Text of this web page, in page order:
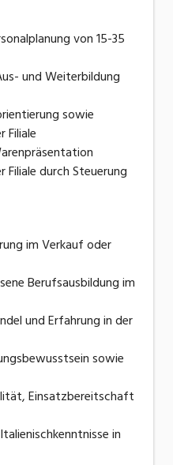
von 15-35
und Weiterbildung
sowie
Filiale
durch Steuerung
im Verkauf oder
Berufsausbildung im
und Erfahrung in der
sowie
Einsatzbereitschaft
in